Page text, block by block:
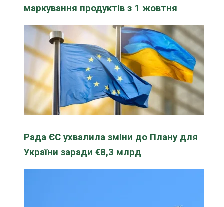
маркування продуктів з 1 жовтня
Рада ЄС ухвалила зміни до Плану для
України заради €8,3 млрд